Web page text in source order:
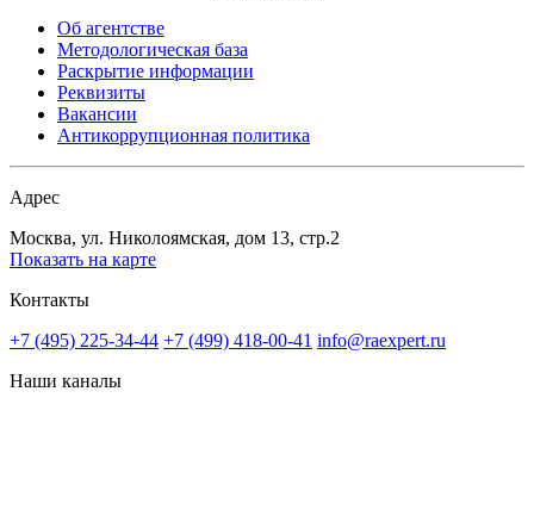
Об агентстве
Методологическая база
Раскрытие информации
Реквизиты
Вакансии
Антикоррупционная политика
Адрес
Москва, ул. Николоямская, дом 13, стр.2
Показать на карте
Контакты
+7 (495) 225-34-44 +7 (499) 418-00-41 info@raexpert.ru
Наши каналы